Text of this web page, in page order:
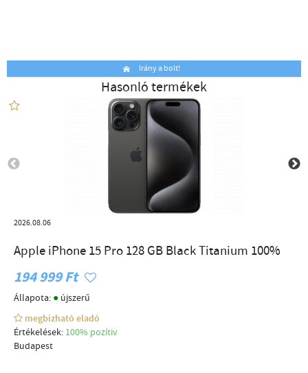
Irány a bolt!
Hasonló termékek
2026.08.06
Apple iPhone 15 Pro 128 GB Black Titanium 100%
194 999 Ft
Állapota: ● újszerű
megbízható eladó
Értékelések: 100% pozítiv
Budapest